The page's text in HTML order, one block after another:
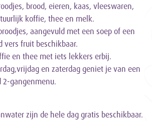
brood, eieren, kaas, vleeswaren,
koffie, thee en melk.
aangevuld met een soep of een
vers fruit beschikbaar.
en thee met iets lekkers erbij.
en zaterdag geniet je van een
2-gangenmenu.
zijn de hele dag gratis beschikbaar.